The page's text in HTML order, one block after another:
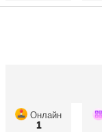
Онлайн
1